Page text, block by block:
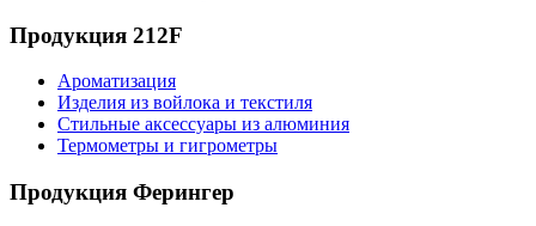
Продукция 212F
Ароматизация
Изделия из войлока и текстиля
Стильные аксессуары из алюминия
Термометры и гигрометры
Продукция Ферингер